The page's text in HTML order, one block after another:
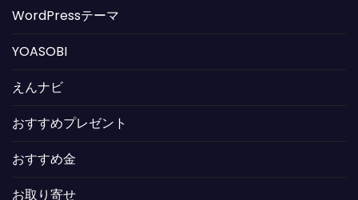
WordPressテーマ
YOASOBI
えんナビ
おすすめプレゼント
おすすめ金
お取り寄せ